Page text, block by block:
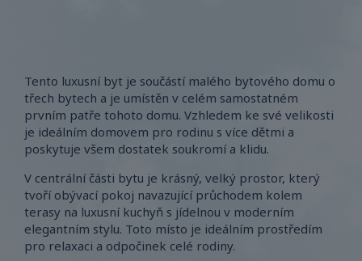
Tento luxusní byt je součástí malého bytového domu o
třech bytech a je umístěn v celém samostatném
prvním patře tohoto domu. Vzhledem ke své velikosti
je ideálním domovem pro rodinu s více dětmi a
poskytuje všem dostatek soukromí a klidu.
V centrální části bytu je krásný, velký prostor, který
tvoří obývací pokoj navazující průchodem kolem
terasy na luxusní kuchyň s jídelnou v moderním
elegantním stylu. Toto místo je ideálním prostředím
pro relaxaci a odpočinek celé rodiny.